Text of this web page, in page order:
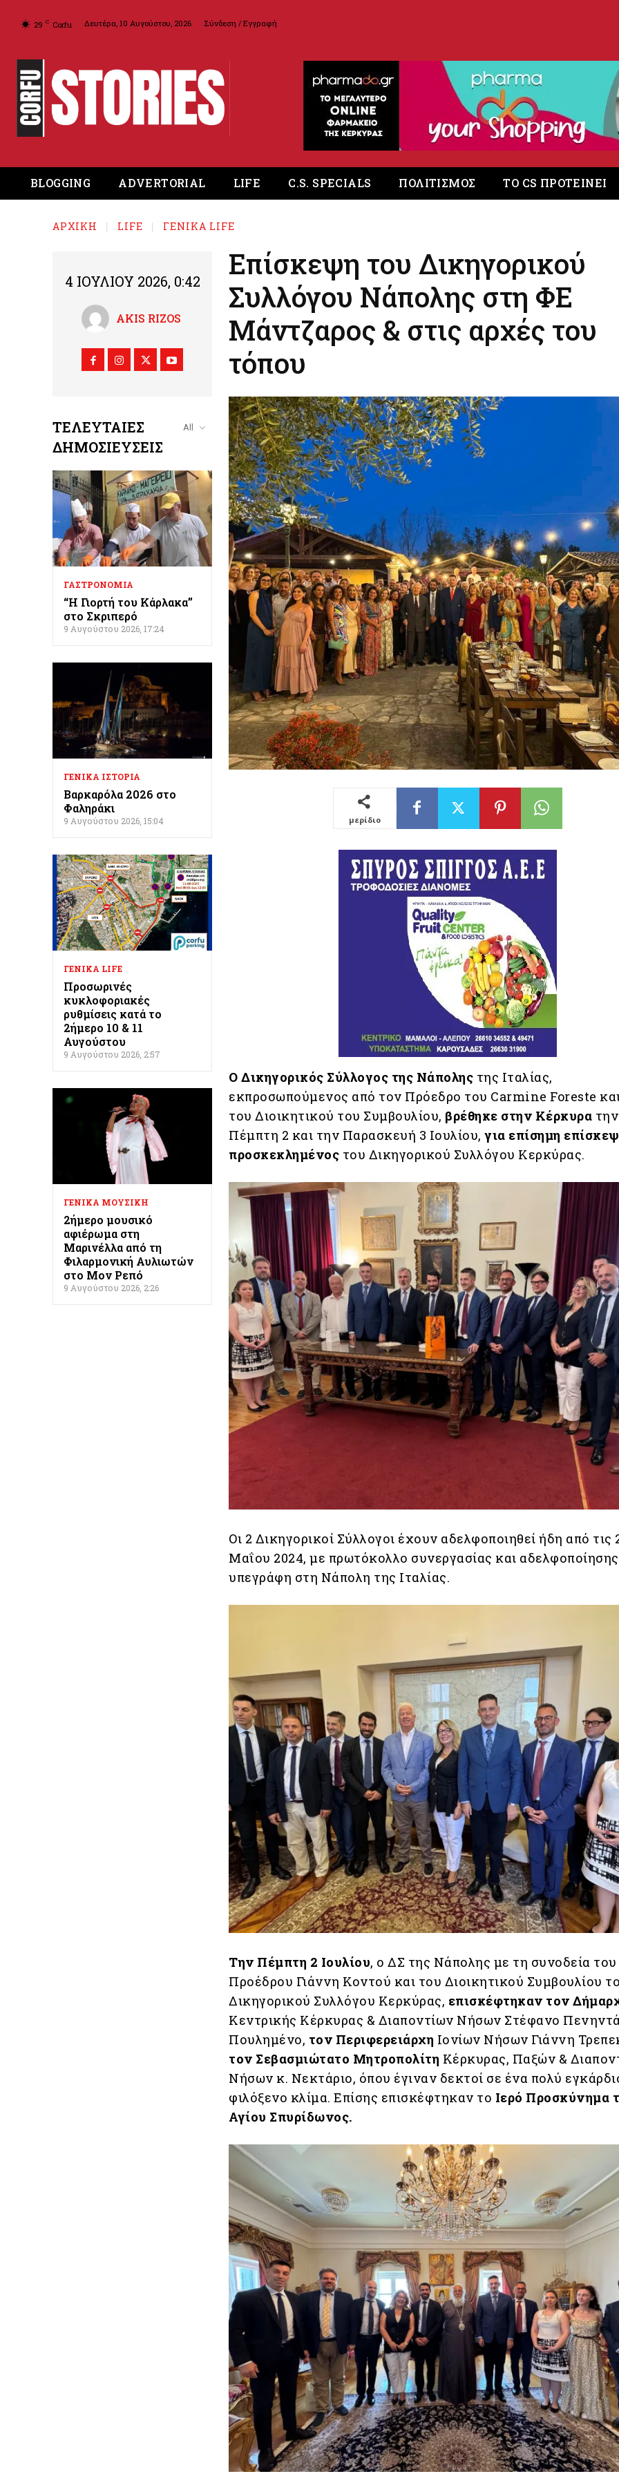
29 C Corfu Δευτέρα, 10 Αυγούστου, 2026 Σύνδεση / Εγγραφή
BLOGGING ADVERTORIAL LIFE C.S. SPECIALS ΠΟΛΙΤΙΣΜΟΣ ΤΟ CS ΠΡΟΤΕΙΝΕΙ
ΑΡΧΙΚΉ LIFE ΓΕΝΙΚΑ LIFE
4 ΙΟΥΛΊΟΥ 2026, 0:42
AKIS RIZOS
ΤΕΛΕΥΤΑΊΕΣ
ΔΗΜΟΣΙΕΎΣΕΙΣ
All
ΓΑΣΤΡΟΝΟΜΙΑ
“Η Γιορτή του Κάρλακα”
στο Σκριπερό
9 Αυγούστου 2026, 17:24
ΓΕΝΙΚΑ ΙΣΤΟΡΙΑ
Βαρκαρόλα 2026 στο
Φαληράκι
9 Αυγούστου 2026, 15:04
ΓΕΝΙΚΑ LIFE
Προσωρινές
κυκλοφοριακές
ρυθμίσεις κατά το
2ήμερο 10 & 11
Αυγούστου
9 Αυγούστου 2026, 2:57
ΓΕΝΙΚΑ ΜΟΥΣΙΚΗ
2ήμερο μουσικό
αφιέρωμα στη
Μαρινέλλα από τη
Φιλαρμονική Αυλιωτών
στο Μον Ρεπό
9 Αυγούστου 2026, 2:26
Επίσκεψη του Δικηγορικού
Συλλόγου Νάπολης στη ΦΕ
Μάντζαρος & στις αρχές του
τόπου
μερίδιο
Ο Δικηγορικός Σύλλογος της Νάπολης της Ιταλίας,
εκπροσωπούμενος από τον Πρόεδρο του Carmine Foreste
του Διοικητικού του Συμβουλίου, βρέθηκε στην Κέρκυρα την
Πέμπτη 2 και την Παρασκευή 3 Ιουλίου,για επίσημη
προσκεκλημένος του Δικηγορικού Συλλόγου Κερκύρας.
Οι 2 Δικηγορικοί Σύλλογοι έχουν αδελφοποιηθεί ήδη από τις
Μαΐου 2024, με πρωτόκολλο συνεργασίας και
υπεγράφη στη Νάπολη της Ιταλίας.
Την Πέμπτη 2 Ιουλίου, ο ΔΣ της Νάπολης με τη συνοδεία του
Προέδρου Γιάννη Κοντού και του Διοικητικού Συμβουλίου
Δικηγορικού Συλλόγου Κερκύρας, επισκέφτηκαν τον
Κεντρικής Κέρκυρας & Διαποντίων Νήσων Στέφανο
Πουλημένο, τον Περιφερειάρχη Ιονίων Νήσων Γιάννη
τον Σεβασμιώτατο Μητροπολίτη Κέρκυρας, Παξών &
Νήσων κ. Νεκτάριο, όπου έγιναν δεκτοί σε ένα πολύ
φιλόξενο κλίμα. Επίσης επισκέφτηκαν το Ιερό Προσκύνημα
Αγίου Σπυρίδωνος.